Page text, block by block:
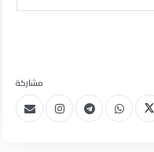
مشاركة